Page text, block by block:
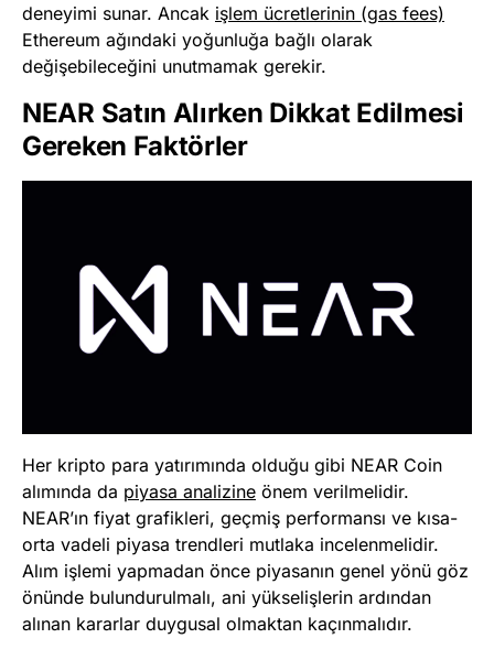
deneyimi sunar. Ancak işlem ücretlerinin (gas fees)
Ethereum ağındaki yoğunluğa bağlı olarak
değişebileceğini unutmamak gerekir.
NEAR Satın Alırken Dikkat Edilmesi
Gereken Faktörler
Her kripto para yatırımında olduğu gibi NEAR Coin
alımında da piyasa analizine önem verilmelidir.
NEAR’ın fiyat grafikleri, geçmiş performansı ve kısa-
orta vadeli piyasa trendleri mutlaka incelenmelidir.
Alım işlemi yapmadan önce piyasanın genel yönü göz
önünde bulundurulmalı, ani yükselişlerin ardından
alınan kararlar duygusal olmaktan kaçınmalıdır.